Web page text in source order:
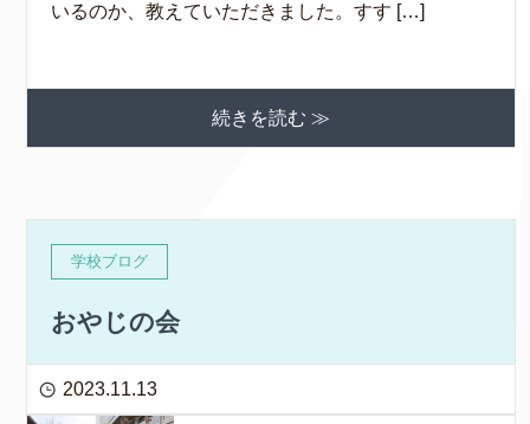
いるのか、教えていただきました。すす […]
続きを読む ≫
学校ブログ
おやじの会
2023.11.13